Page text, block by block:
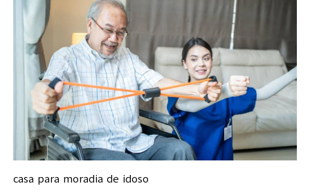
casa para moradia de idoso